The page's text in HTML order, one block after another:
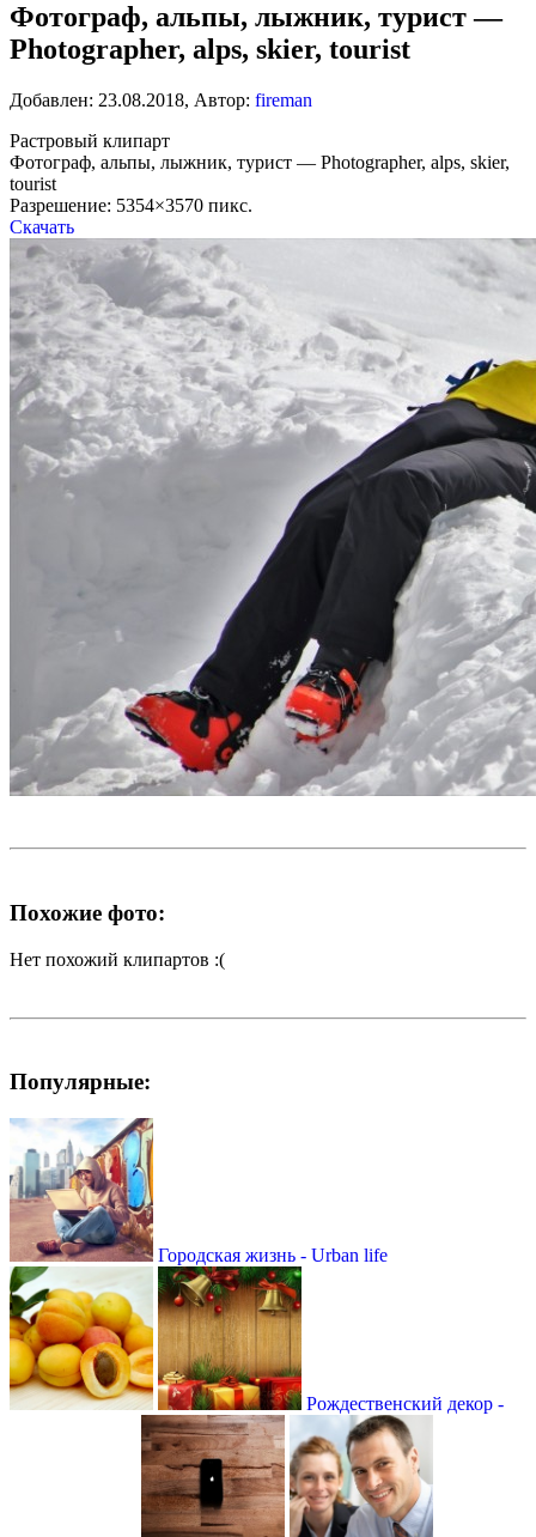
Фотограф, альпы, лыжник, турист —
Photographer, alps, skier, tourist
Добавлен: 23.08.2018, Автор: fireman
Растровый клипарт
Фотограф, альпы, лыжник, турист — Photographer, alps, skier,
tourist
Разрешение: 5354×3570 пикс.
Скачать
Похожие фото:
Нет похожий клипартов :(
Популярные:
Городская жизнь - Urban life
Рождественский декор -